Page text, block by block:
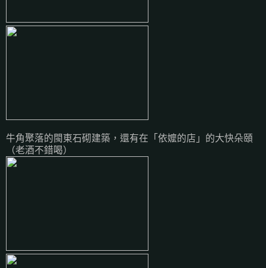
牛角聚落的閩東石砌建築，還有在「依嬤的店」的大快朵頤
（老酒不錯喝）